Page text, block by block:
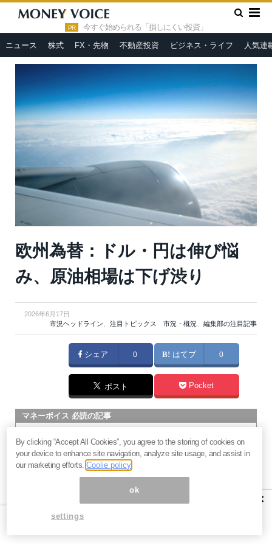
PR 今すぐ始められる「損しにくい投資」
ニュース 株式 FX・先物 不動産投資 ビジネス・ライフ 人気連
HOME » 市況ヘッドライン
欧州為替：ドル・円は伸び悩み、
原油相場は下げ渋り
欧州為替：ドル・円は伸び悩
み、原油相場は下げ渋り
2026年6月17日
市況ヘッドライン、 注目トピックス 市況・概況、 編集部の注目記事
シェア 0 はてブ 0
ポスト Pocket
マネーボイス 必読の記事
将来性とリスク
過去最高益「サンリオ」は買いか？決算で見えた“強い事
業”と“脆い統治”の同居
村田製作所なぜ株価3.8倍急騰？AIデータセンター需要の期待
社
×
By clicking “Accept All Cookies”, you agree to the storing of cookies on
your device to enhance site navigation, analyze site usage, and assist in
our marketing efforts.Coolie policy
ok
settings